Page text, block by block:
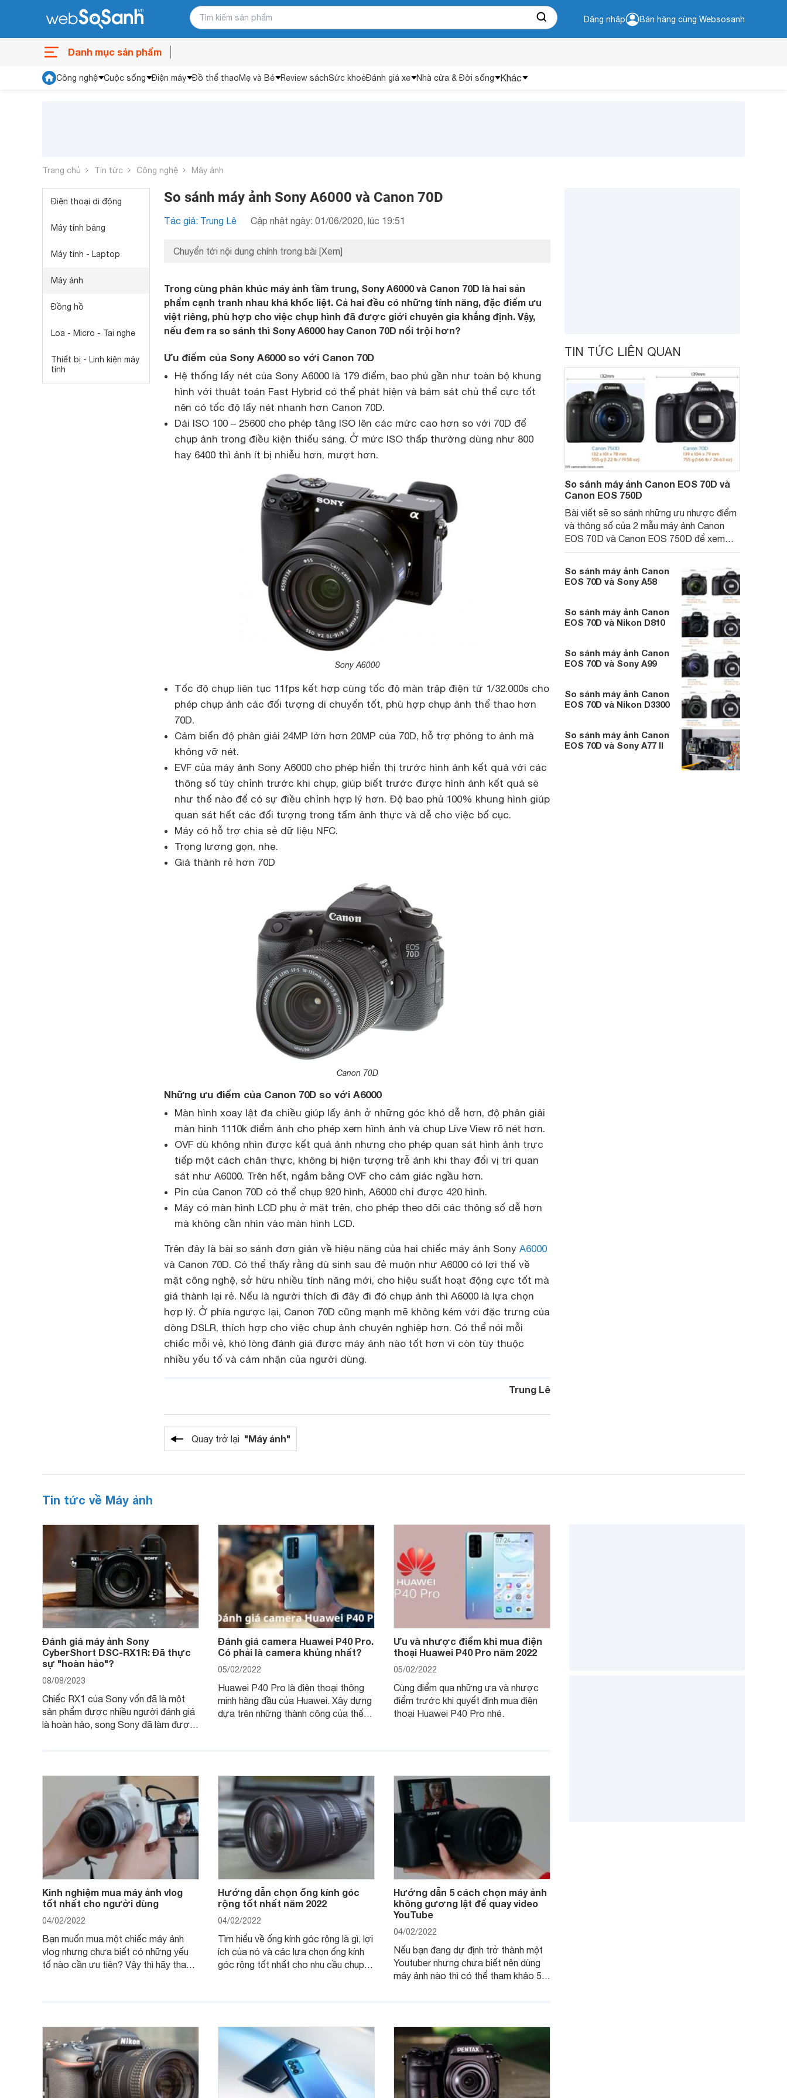
Đăng nhập Bán hàng cùng Websosanh
Danh mục sản phẩm
Công nghệ Cuộc sống Điện máy Đồ thể thaoMẹ và Bé Review sáchSức khoẻĐánh giá xe Nhà cửa & Đời sống Khác
Trang chủ Tin tức Công nghệ Máy ảnh
Điện thoại di động
Máy tính bảng
Máy tính - Laptop
Máy ảnh
Đồng hồ
Loa - Micro - Tai nghe
Thiết bị - Linh kiện máy
tính
So sánh máy ảnh Sony A6000 và Canon 70D
Tác giả: Trung Lê Cập nhật ngày: 01/06/2020, lúc 19:51
Chuyển tới nội dung chính trong bài [Xem]
Trong cùng phân khúc máy ảnh tầm trung, Sony A6000 và Canon 70D là hai sản
phẩm cạnh tranh nhau khá khốc liệt. Cả hai đều có những tính năng, đặc điểm ưu
việt riêng, phù hợp cho việc chụp hình đã được giới chuyên gia khẳng định. Vậy,
nếu đem ra so sánh thì Sony A6000 hay Canon 70D nổi trội hơn?
Ưu điểm của Sony A6000 so với Canon 70D
Hệ thống lấy nét của Sony A6000 là 179 điểm, bao phủ gần như toàn bộ khung
hình với thuật toán Fast Hybrid có thể phát hiện và bám sát chủ thể cực tốt
nên có tốc độ lấy nét nhanh hơn Canon 70D.
Dải ISO 100 – 25600 cho phép tăng ISO lên các mức cao hơn so với 70D để
chụp ảnh trong điều kiện thiếu sáng. Ở mức ISO thấp thường dùng như 800
hay 6400 thì ảnh ít bị nhiễu hơn, mượt hơn.
Sony A6000
Tốc độ chụp liên tục 11fps kết hợp cùng tốc độ màn trập điện tử 1/32.000s cho
phép chụp ảnh các đối tượng di chuyển tốt, phù hợp chụp ảnh thể thao hơn
70D.
Cảm biến độ phân giải 24MP lớn hơn 20MP của 70D, hỗ trợ phóng to ảnh mà
không vỡ nét.
EVF của máy ảnh Sony A6000 cho phép hiển thị trước hình ảnh kết quả với các
thông số tùy chỉnh trước khi chụp, giúp biết trước được hình ảnh kết quả sẽ
như thế nào để có sự điều chỉnh hợp lý hơn. Độ bao phủ 100% khung hình giúp
quan sát hết các đối tượng trong tấm ảnh thực và dễ cho việc bố cục.
Máy có hỗ trợ chia sẻ dữ liệu NFC.
Trọng lượng gọn, nhẹ.
Giá thành rẻ hơn 70D
Canon 70D
Những ưu điểm của Canon 70D so với A6000
Màn hình xoay lật đa chiều giúp lấy ảnh ở những góc khó dễ hơn, độ phân giải
màn hình 1110k điểm ảnh cho phép xem hình ảnh và chụp Live View rõ nét hơn.
OVF dù không nhìn được kết quả ảnh nhưng cho phép quan sát hình ảnh trực
tiếp một cách chân thực, không bị hiện tượng trễ ảnh khi thay đổi vị trí quan
sát như A6000. Trên hết, ngắm bằng OVF cho cảm giác ngầu hơn.
Pin của Canon 70D có thể chụp 920 hình, A6000 chỉ được 420 hình.
Máy có màn hình LCD phụ ở mặt trên, cho phép theo dõi các thông số dễ hơn
mà không cần nhìn vào màn hình LCD.
Trên đây là bài so sánh đơn giản về hiệu năng của hai chiếc máy ảnh Sony A6000
và Canon 70D. Có thể thấy rằng dù sinh sau đẻ muộn như A6000 có lợi thế về
mặt công nghệ, sở hữu nhiều tính năng mới, cho hiệu suất hoạt động cực tốt mà
giá thành lại rẻ. Nếu là người thích đi đây đi đó chụp ảnh thì A6000 là lựa chọn
hợp lý. Ở phía ngược lại, Canon 70D cũng mạnh mẽ không kém với đặc trưng của
dòng DSLR, thích hợp cho việc chụp ảnh chuyên nghiệp hơn. Có thể nói mỗi
chiếc mỗi vẻ, khó lòng đánh giá được máy ảnh nào tốt hơn vì còn tùy thuộc
nhiều yếu tố và cảm nhận của người dùng.
Trung Lê
Quay trở lại "Máy ảnh"
TIN TỨC LIÊN QUAN
So sánh máy ảnh Canon EOS 70D và
Canon EOS 750D
Bài viết sẽ so sánh những ưu nhược điểm
và thông số của 2 mẫu máy ảnh Canon
EOS 70D và Canon EOS 750D để xem
đâu mới là sự lựa chọn tốt hơn cả
So sánh máy ảnh Canon
EOS 70D và Sony A58
So sánh máy ảnh Canon
EOS 70D và Nikon D810
So sánh máy ảnh Canon
EOS 70D và Sony A99
So sánh máy ảnh Canon
EOS 70D và Nikon D3300
So sánh máy ảnh Canon
EOS 70D và Sony A77 II
Tin tức về Máy ảnh
Đánh giá máy ảnh Sony
CyberShort DSC-RX1R: Đã thực
sự "hoàn hảo"?
08/08/2023
Chiếc RX1 của Sony vốn đã là một
sản phẩm được nhiều người đánh giá
là hoàn hảo, song Sony đã làm được
xử lý ảnh JPEG.
Đánh giá camera Huawei P40 Pro.
Có phải là camera khủng nhất?
05/02/2022
Huawei P40 Pro là điện thoại thông
minh hàng đầu của Huawei. Xây dựng
dựa trên những thành công của thế
Pro đem đến những gì.
Ưu và nhược điểm khi mua điện
thoại Huawei P40 Pro năm 2022
05/02/2022
Cùng điểm qua những ưa và nhược
điểm trước khi quyết định mua điện
thoại Huawei P40 Pro nhé.
Kinh nghiệm mua máy ảnh vlog
tốt nhất cho người dùng
04/02/2022
Bạn muốn mua một chiếc máy ảnh
vlog nhưng chưa biết có những yếu
tố nào cần ưu tiên? Vậy thì hãy tham
Hướng dẫn chọn ống kính góc
rộng tốt nhất năm 2022
04/02/2022
Tìm hiểu về ống kính góc rộng là gì, lợi
ích của nó và các lựa chọn ống kính
góc rộng tốt nhất cho nhu cầu chụp
Hướng dẫn 5 cách chọn máy ảnh
không gương lật để quay video
YouTube
04/02/2022
Nếu bạn đang dự định trở thành một
Youtuber nhưng chưa biết nên dùng
máy ảnh nào thì có thể tham khảo 5